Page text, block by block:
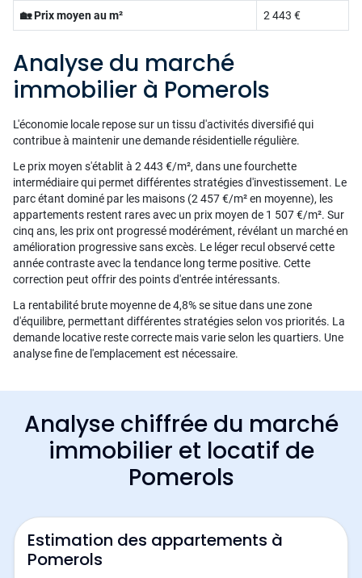
🏡 Prix moyen au m² 2 443 €
Analyse du marché
immobilier à Pomerols
L'économie locale repose sur un tissu d'activités diversifié qui
contribue à maintenir une demande résidentielle régulière.
Le prix moyen s'établit à 2 443 €/m², dans une fourchette
intermédiaire qui permet différentes stratégies d'investissement. Le
parc étant dominé par les maisons (2 457 €/m² en moyenne), les
appartements restent rares avec un prix moyen de 1 507 €/m². Sur
cinq ans, les prix ont progressé modérément, révélant un marché en
amélioration progressive sans excès. Le léger recul observé cette
année contraste avec la tendance long terme positive. Cette
correction peut offrir des points d'entrée intéressants.
La rentabilité brute moyenne de 4,8% se situe dans une zone
d'équilibre, permettant différentes stratégies selon vos priorités. La
demande locative reste correcte mais varie selon les quartiers. Une
analyse fine de l'emplacement est nécessaire.
Analyse chiffrée du marché
immobilier et locatif de
Pomerols
Estimation des appartements à
Pomerols